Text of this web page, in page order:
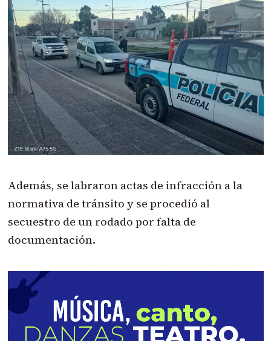
Además, se labraron actas de infracción a la
normativa de tránsito y se procedió al
secuestro de un rodado por falta de
documentación.